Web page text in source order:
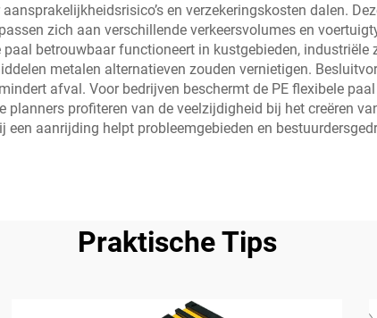
en verzekeringskosten dalen.
zich aan verschillende verkeersvolumes en
betrouwbaar functioneert in kustgebieden,
metalen alternatieven zouden vernietigen.
afval. Voor bedrijven beschermt de PE flexibele
profiteren van de veelzijdigheid bij het creëren
aanrijding helpt probleemgebieden en
Praktische Tips